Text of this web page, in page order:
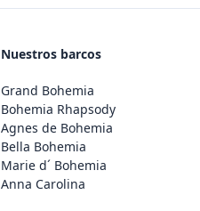
Nuestros barcos
Grand Bohemia
Bohemia Rhapsody
Agnes de Bohemia
Bella Bohemia
Marie d´ Bohemia
Anna Carolina